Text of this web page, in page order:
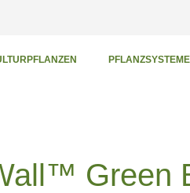
PFLANZSYSTEME
Green